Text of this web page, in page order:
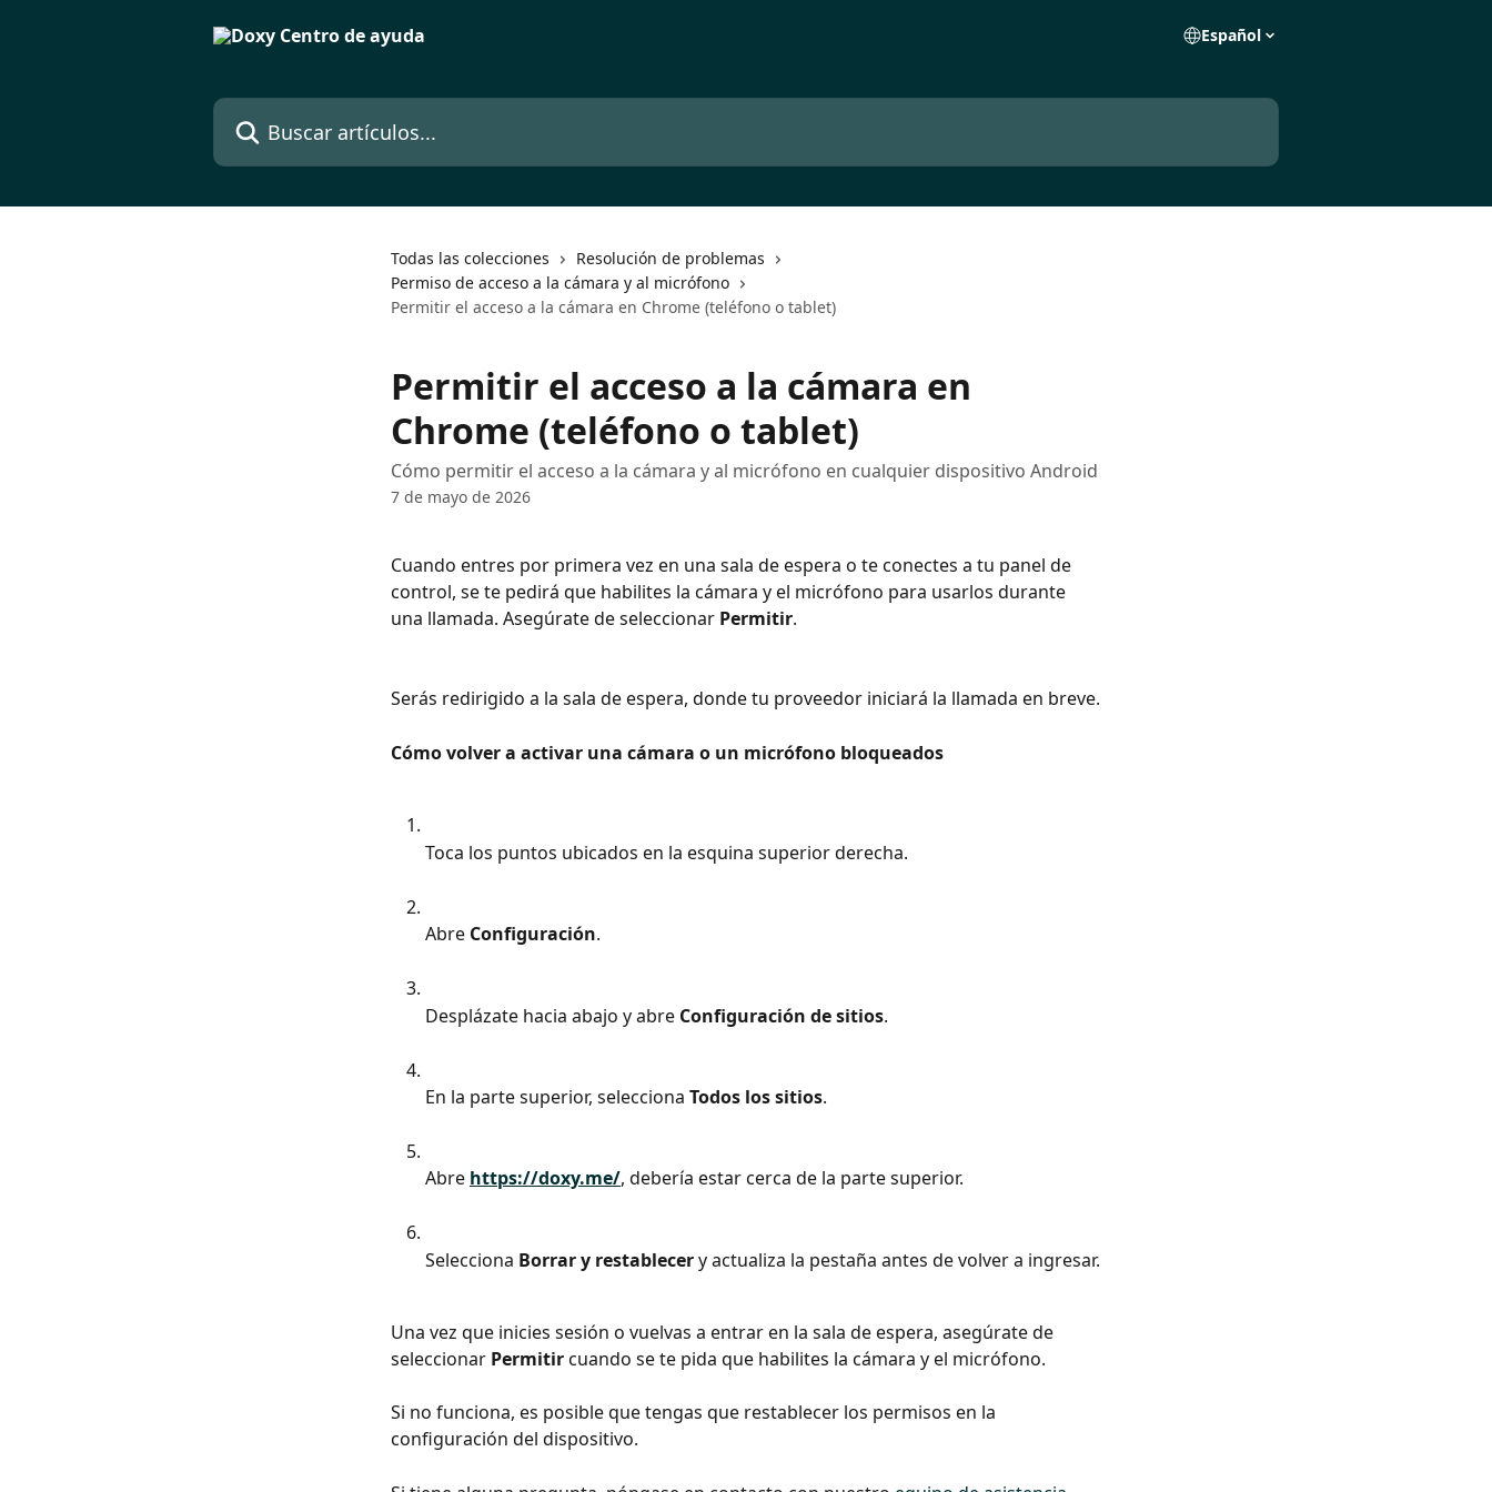
Español
Buscar artículos...
Todas las colecciones
Resolución de problemas
Permiso de acceso a la cámara y al micrófono
Permitir el acceso a la cámara en Chrome (teléfono o tablet)
Permitir el acceso a la cámara en
Chrome (teléfono o tablet)
Cómo permitir el acceso a la cámara y al micrófono en cualquier dispositivo Android
7 de mayo de 2026
Cuando entres por primera vez en una sala de espera o te conectes a tu panel de
control, se te pedirá que habilites la cámara y el micrófono para usarlos durante
una llamada. Asegúrate de seleccionar Permitir.
Serás redirigido a la sala de espera, donde tu proveedor iniciará la llamada en breve.
Cómo volver a activar una cámara o un micrófono bloqueados
Toca los puntos ubicados en la esquina superior derecha.
Abre Configuración.
Desplázate hacia abajo y abre Configuración de sitios.
En la parte superior, selecciona Todos los sitios.
Abre https://doxy.me/, debería estar cerca de la parte superior.
Selecciona Borrar y restablecer y actualiza la pestaña antes de volver a ingresar.
Una vez que inicies sesión o vuelvas a entrar en la sala de espera, asegúrate de
seleccionar Permitir cuando se te pida que habilites la cámara y el micrófono.
Si no funciona, es posible que tengas que restablecer los permisos en la
configuración del dispositivo.